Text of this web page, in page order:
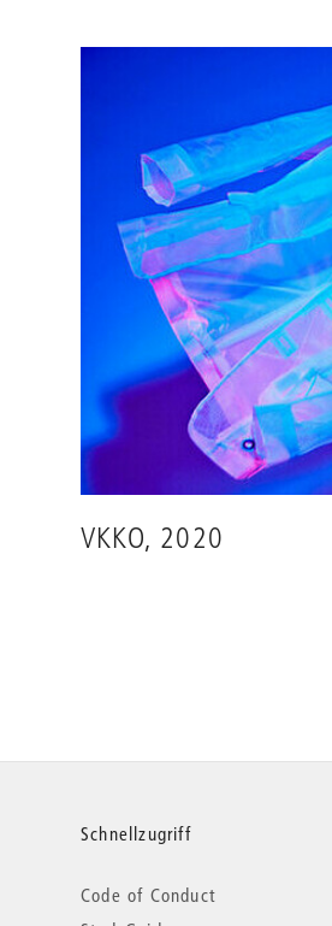
VKKO, 2020
Schnellzugriff
Code of Conduct